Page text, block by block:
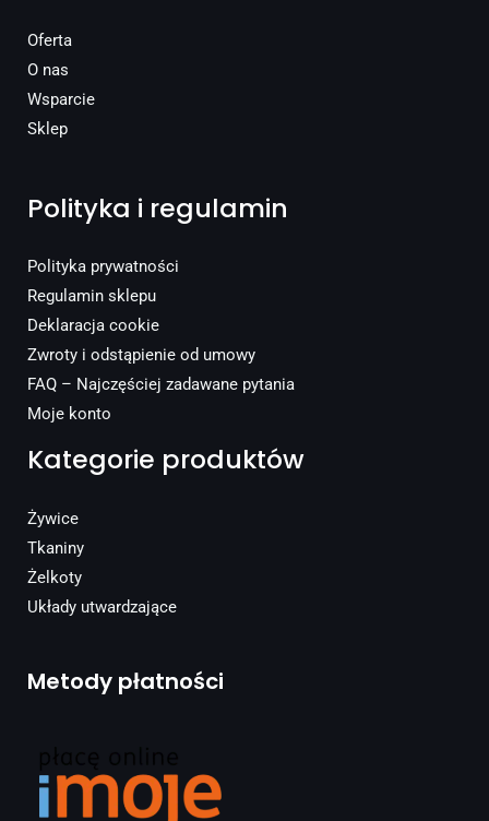
Oferta
O nas
Wsparcie
Sklep
Polityka i regulamin
Polityka prywatności
Regulamin sklepu
Deklaracja cookie
Zwroty i odstąpienie od umowy
FAQ – Najczęściej zadawane pytania
Moje konto
Kategorie produktów
Żywice
Tkaniny
Żelkoty
Układy utwardzające
Metody płatności